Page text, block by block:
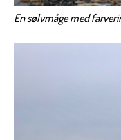
En sølvmåge med